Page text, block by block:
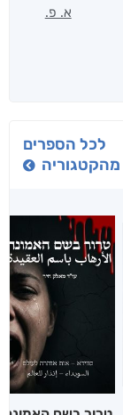
א. פ.
לכל הספרים
מהקטגוריה